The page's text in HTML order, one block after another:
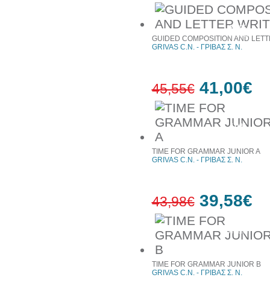
52%
έκπτωση
10%
GUIDED COMPOSITION AND
GRIVAS C.N. - ΓΡΙΒΑΣ Σ. Ν.
45,55€ 41,00€
έκπτωση
TIME FOR GRAMMAR JUNIOR A
GRIVAS C.N. - ΓΡΙΒΑΣ Σ. Ν.
43,98€ 39,58€
TIME FOR GRAMMAR JUNIOR B
GRIVAS C.N. - ΓΡΙΒΑΣ Σ. Ν.